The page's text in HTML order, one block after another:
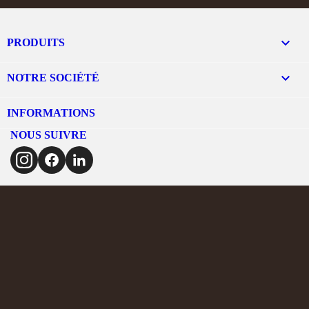
PRODUITS 
NOTRE SOCIÉTÉ 
INFORMATIONS
NOUS SUIVRE